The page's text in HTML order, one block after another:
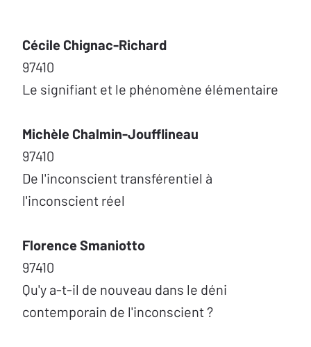
Cécile Chignac-Richard
97410
Le signifiant et le phénomène élémentaire
Michèle Chalmin-Joufflineau
97410
De l'inconscient transférentiel à
l'inconscient réel
Florence Smaniotto
97410
Qu'y a-t-il de nouveau dans le déni
contemporain de l'inconscient ?